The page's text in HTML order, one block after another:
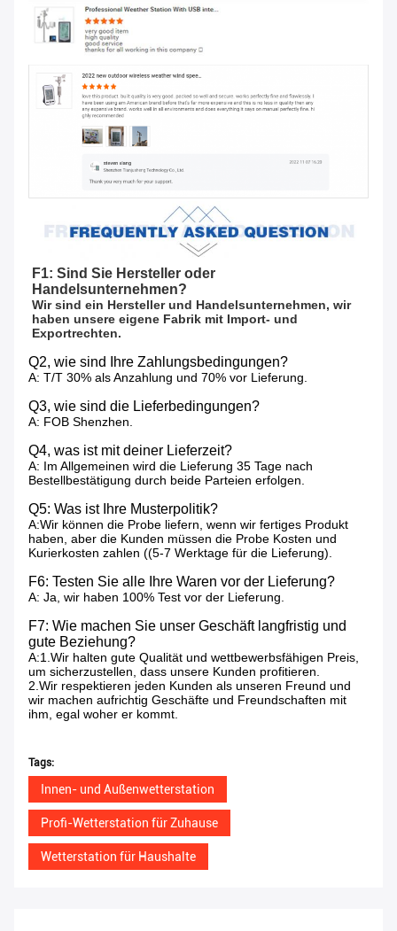
F1: Sind Sie Hersteller oder
Handelsunternehmen?
Wir sind ein Hersteller und Handelsunternehmen, wir
haben unsere eigene Fabrik mit Import- und
Exportrechten.
Q2, wie sind Ihre Zahlungsbedingungen?
A: T/T 30% als Anzahlung und 70% vor Lieferung.
Q3, wie sind die Lieferbedingungen?
A: FOB Shenzhen.
Q4, was ist mit deiner Lieferzeit?
A: Im Allgemeinen wird die Lieferung 35 Tage nach
Bestellbestätigung durch beide Parteien erfolgen.
Q5: Was ist Ihre Musterpolitik?
A:Wir können die Probe liefern, wenn wir fertiges Produkt
haben, aber die Kunden müssen die Probe Kosten und
Kurierkosten zahlen ((5-7 Werktage für die Lieferung).
F6: Testen Sie alle Ihre Waren vor der Lieferung?
A: Ja, wir haben 100% Test vor der Lieferung.
F7: Wie machen Sie unser Geschäft langfristig und
gute Beziehung?
A:1.Wir halten gute Qualität und wettbewerbsfähigen Preis,
um sicherzustellen, dass unsere Kunden profitieren.
2.Wir respektieren jeden Kunden als unseren Freund und
wir machen aufrichtig Geschäfte und Freundschaften mit
ihm, egal woher er kommt.
Tags:
Innen- und Außenwetterstation
Profi-Wetterstation für Zuhause
Wetterstation für Haushalte